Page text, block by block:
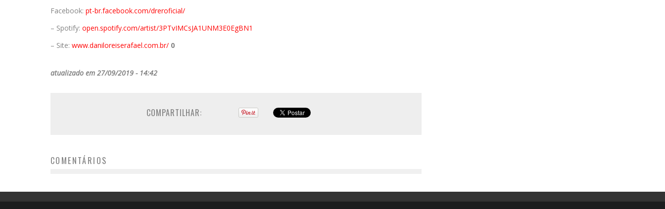
Facebook: pt-br.facebook.com/dreroficial/
– Spotify: open.spotify.com/artist/3PTvIMCsJA1UNM3E0EgBN1
– Site: www.daniloreiserafael.com.br/ 0
atualizado em 27/09/2019 - 14:42
COMPARTILHAR:
COMENTÁRIOS